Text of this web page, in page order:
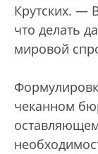
Крутских. —
что делать
мировой
чеканном